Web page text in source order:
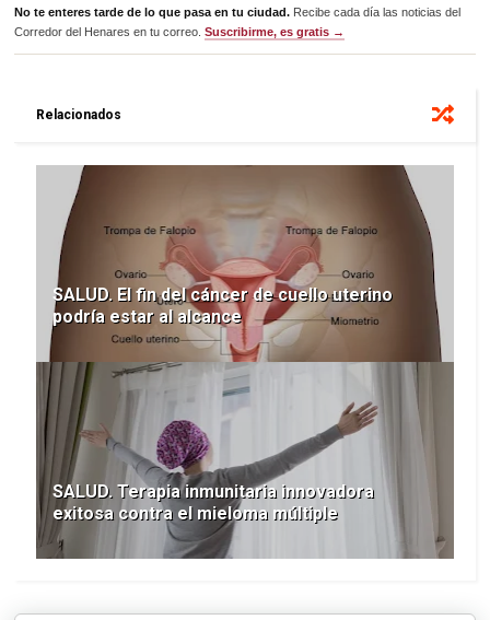
No te enteres tarde de lo que pasa en tu ciudad. Recibe cada día las noticias del
Corredor del Henares en tu correo.Suscribirme, es gratis →
Relacionados
SALUD. El fin del cáncer de cuello uterino
podría estar al alcance
SALUD. Terapia inmunitaria innovadora
exitosa contra el mieloma múltiple